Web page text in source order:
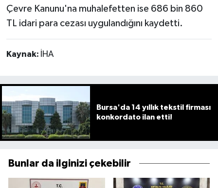
Çevre Kanunu'na muhalefetten ise 686 bin 860
TL idari para cezası uygulandığını kaydetti.
Kaynak: İHA
Bursa'da 14 yıllık tekstil firması
konkordato ilan etti!
Bunlar da ilginizi çekebilir